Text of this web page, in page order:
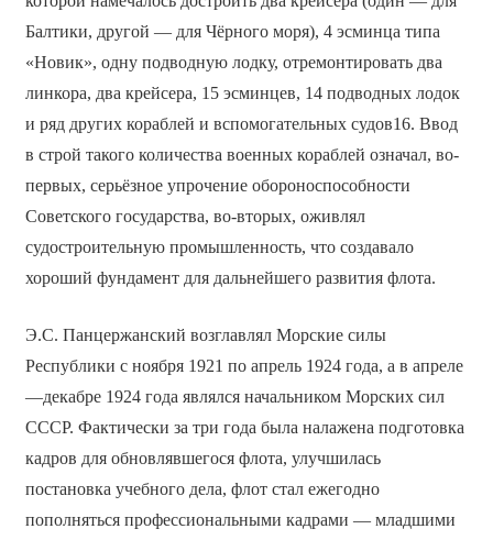
Балтики, другой — для Чёрного моря), 4 эсминца типа
«Новик», одну подводную лодку, отремонтировать два
линкора, два крейсера, 15 эсминцев, 14 подводных лодок
и ряд других кораблей и вспомогательных судов16. Ввод
в строй такого количества военных кораблей означал, во-
первых, серьёзное упрочение обороноспособности
Советского государства, во-вторых, оживлял
судостроительную промышленность, что создавало
хороший фундамент для дальнейшего развития флота.
Э.С. Панцержанский возглавлял Морские силы
Республики с ноября 1921 по апрель 1924 года, а в апреле
—декабре 1924 года являлся начальником Морских сил
СССР. Фактически за три года была налажена подготовка
кадров для обновлявшегося флота, улучшилась
постановка учебного дела, флот стал ежегодно
пополняться профессиональными кадрами — младшими